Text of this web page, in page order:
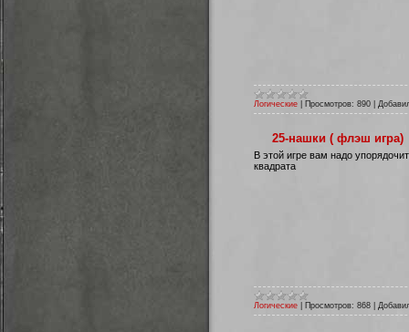
Логические Просмотров: 890
25-нашки ( флэш игра)
В этой игре вам надо
квадрата
Логические Просмотров: 868